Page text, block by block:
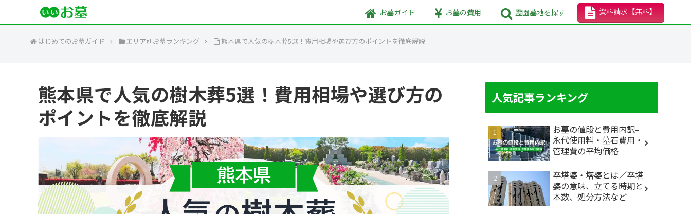
お墓ガイド お墓の費用 霊園墓地を探す 資料請求 【無料】
はじめてのお墓ガイド エリア別お墓ランキング 熊本県で人気の樹木葬5選！費用相場や選び方のポイントを徹底解説
熊本県で人気の樹木葬5選！費用相場や選び方の
ポイントを徹底解説
人気記事ランキング
お墓の値段と費用内訳–
永代使用料・墓石費用・
管理費の平均価格
卒塔婆・塔婆とは／卒塔
婆の意味、立てる時期と
本数、処分方法など